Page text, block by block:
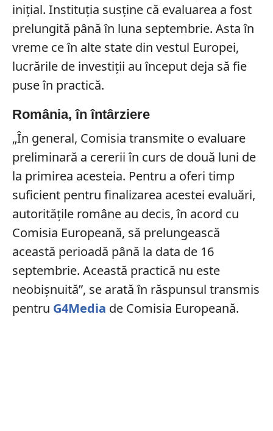
inițial. Instituția susține că evaluarea a fost
prelungită până în luna septembrie. Asta în
vreme ce în alte state din vestul Europei,
lucrările de investiţii au început deja să fie
puse în practică.
România, în întârziere
„În general, Comisia transmite o evaluare
preliminară a cererii în curs de două luni de
la primirea acesteia. Pentru a oferi timp
suficient pentru finalizarea acestei evaluări,
autoritățile române au decis, în acord cu
Comisia Europeană, să prelungească
această perioadă până la data de 16
septembrie. Această practică nu este
neobișnuită”, se arată în răspunsul transmis
pentru G4Media de Comisia Europeană.